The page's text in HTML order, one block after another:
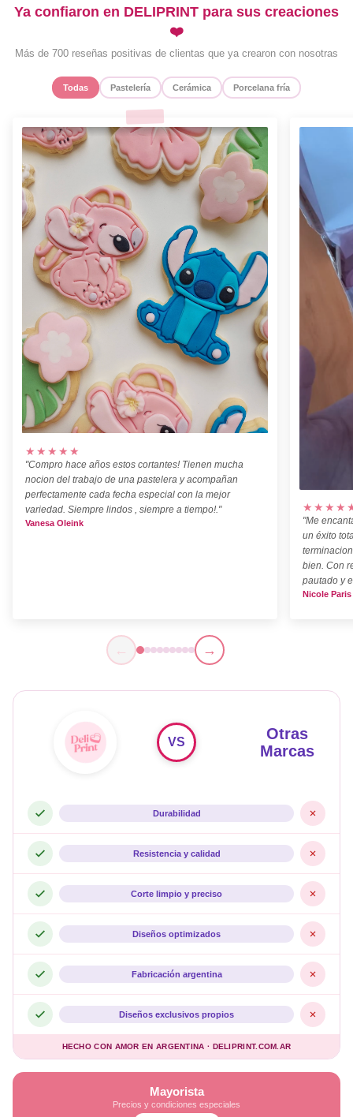
Ya confiaron en DELIPRINT para sus creaciones
❤️
Más de 700 reseñas positivas de clientas que ya crearon con nosotras
Todas Pastelería Cerámica Porcelana fría
★★★★★
"Compro hace años estos cortantes! Tienen mucha
nocion del trabajo de una pastelera y acompañan
perfectamente cada fecha especial con la mejor
variedad. Siempre lindos , siempre a tiempo!."
Vanesa Oleink
"Me
un éxito
bien. Con
pautado y
Nicole Paris
← →
Mayorista
Precios y condiciones especiales
Otras
Marcas
VS
Durabilidad
Resistencia y calidad
Corte limpio y preciso
Diseños optimizados
Fabricación argentina
Diseños exclusivos propios
HECHO CON AMOR EN ARGENTINA · DELIPRINT.COM.AR